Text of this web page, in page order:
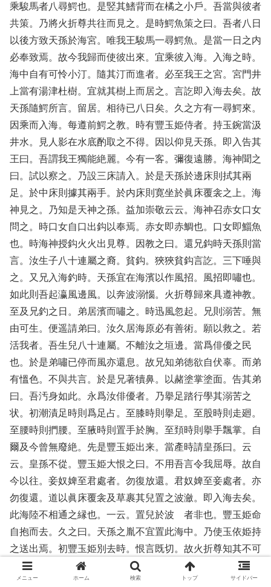
乘駿馬者八尋鰐也。是竪其鰭背而在橘之小戶。吾當與彼者
共策。乃將火折尊共往而見之。是時鰐魚策之曰。吾者八日
以後方致天孫於海宮。唯我王駿馬一尋鰐魚。是當一日之内
必奉致焉。故今我歸而使彼出來。宜乘彼入海。入海之時。
海中自有可怜小汀。隨其汀而進者。必至我王之宮。宮門井
上當有湯津杜樹。宜就其樹上而居之。言訖即入海去矣。故
天孫隨鰐所言。留居。相待已八日矣。久之方有一尋鰐來。
因乘而入海。每遵前鰐之教。時有豐玉姫侍者。持玉鋺當汲
井水。見人影在水底酌取之不得。因以仰見天孫。即入告其
王曰。吾謂我王獨能絶麗。今有一客。彌復遠勝。海神聞之
曰。試以察之。乃設三床請入。於是天孫於邊床則拭其兩
足。於中床則據其兩手。於内床則寛坐於眞床覆衾之上。海
神見之。乃知是天神之孫。益加崇敬云云。海神召赤女口女
問之。時口女自口出鈎以奉焉。赤女即赤鯛也。口女即鯔魚
也。時海神授鈎火火出見尊。因教之曰。還兄鈎時天孫則當
言。汝生子八十連屬之裔。貧鈎。狹狹貧鈎言訖。三下唾與
之。又兄入海釣時。天孫宜在海濱以作風招。風招即嘯也。
如此則吾起瀛風邊風。以奔波溺惱。火折尊歸來具遵神教。
至及兄釣之日。弟居濱而嘯之。時迅風忽起。兄則溺苦。無
由可生。便遥請弟曰。汝久居海原必有善術。願以救之。若
活我者。吾生兒八十連屬。不離汝之垣邊。當爲俳優之民
也。於是弟嘯已停而風亦還息。故兄知弟徳欲自伏辜。而弟
有慍色。不與共言。於是兄著犢鼻。以赭塗掌塗面。告其弟
曰。吾汚身如此。永爲汝俳優者。乃擧足踏行學其溺苦之
状。初潮漬足時則爲足占。至膝時則擧足。至股時則走廻。
至腰時則捫腰。至腋時則置手於胸。至頚時則擧手飄掌。自
爾及今曾無廢絶。先是豐玉姫出来。當產時請皇孫曰。云
云。皇孫不從。豐玉姫大恨之曰。不用吾言令我屈辱。故自
今以往。妾奴婢至君處者。勿復放還。君奴婢至妾處者。亦
勿復還。道以眞床覆衾及草裹其兒置之波瀲。即入海去矣。
此海陸不相通之縁也。一云。置兒於波 者非也。豐玉姫命
自抱而去。久之曰。天孫之胤不宜置此海中。乃使玉依姫持
之送出焉。初豐玉姫別去時。恨言既切。故火折尊知其不可
復會。乃有贈歌。已見上。』八十連屬。此云野素豆々企。
飄掌。此云陀毘盧箇須也。
メニュー ホーム 検索 トップ サイドバー